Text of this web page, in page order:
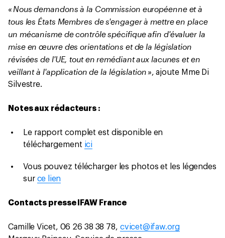
« Nous demandons à la Commission européenne et à
tous les États Membres de s'engager à mettre en place
un mécanisme de contrôle spécifique afin d'évaluer la
mise en œuvre des orientations et de la législation
révisées de l'UE, tout en remédiant aux lacunes et en
veillant à l'application de la législation », ajoute Mme Di
Silvestre.
Notes aux rédacteurs :
Le rapport complet est disponible en
téléchargement ici
Vous pouvez télécharger les photos et les légendes
sur ce lien
Contacts presse IFAW France
Camille Vicet, 06 26 38 38 78, cvicet@ifaw.org